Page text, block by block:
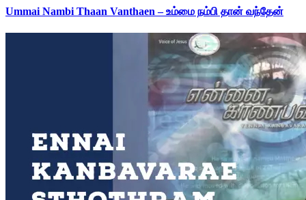
Ummai Nambi Thaan Vanthaen – உம்மை நம்பி தான் வந்தேன்